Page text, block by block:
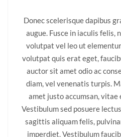
Donec scelerisque dapibus
augue. Fusce in iaculis felis,
volutpat vel leo ut
volutpat quis erat eget,
auctor sit amet odio ac
diam, vel venenatis turpis.
amet justo accumsan, vitae
Vestibulum sed posuere
sagittis aliquam felis,
imperdiet. Vestibulum